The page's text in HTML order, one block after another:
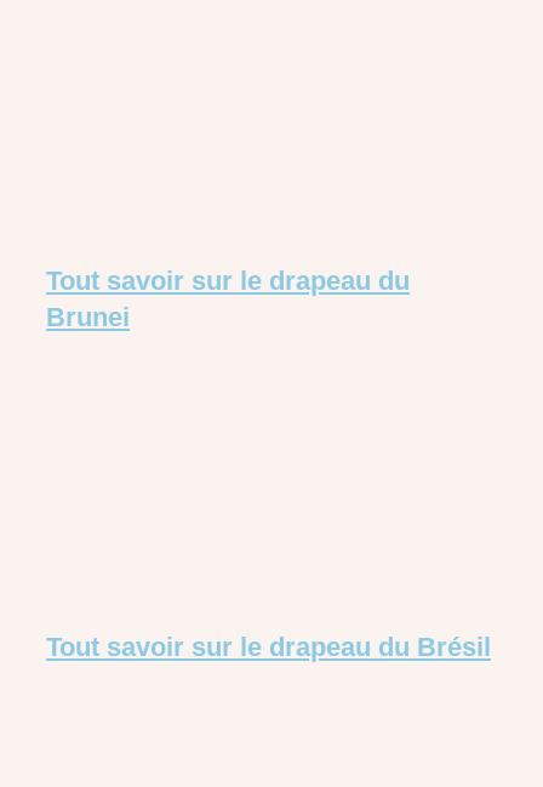
Tout savoir sur le drapeau du
Brunei
Tout savoir sur le drapeau du Brésil